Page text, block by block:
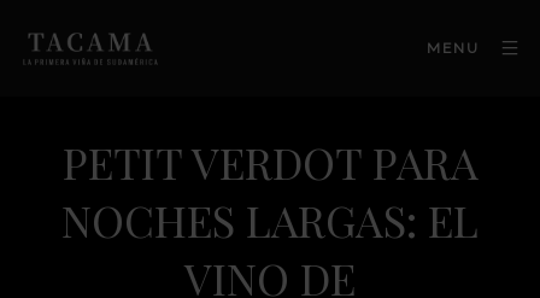
MENU
PETIT VERDOT PARA
NOCHES LARGAS: EL
VINO DE